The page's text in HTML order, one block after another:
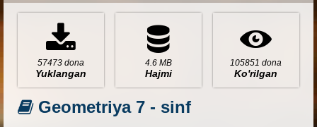
57473 dona
Yuklangan
4.6 MB
Hajmi
105851 dona
Ko'rilgan
Geometriya 7 - sinf